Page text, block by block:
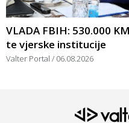
VLADA FBIH: 530.000
te vjerske institucije
Valter Portal 06.08.2026